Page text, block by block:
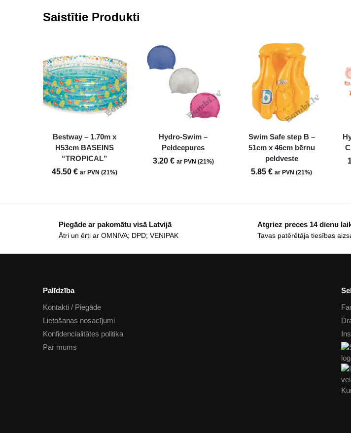
Saistītie Produkti
Bestway – 1.70m x
H53cm BASEINS
“TROPICAL”
45.50€ ar PVN (21%)
Hydro-Swim –
Peldcepures
3.20 € ar PVN (21%)
Swim Safe step B –
51cm x 46cm bērnu
peldveste
5.85€ ar PVN (21%)
Piegāde ar pakomātu visā Latvijā
Ātri un ērti ar OMNIVA; DPD; VENIPAK
Atgriez preces 14 dienu
Tavas patērētāja tiesības
Palīdzība
Kontakti / Piegāde
Lietošanas nosacījumi
Konfidencialitātes politika
Par mums